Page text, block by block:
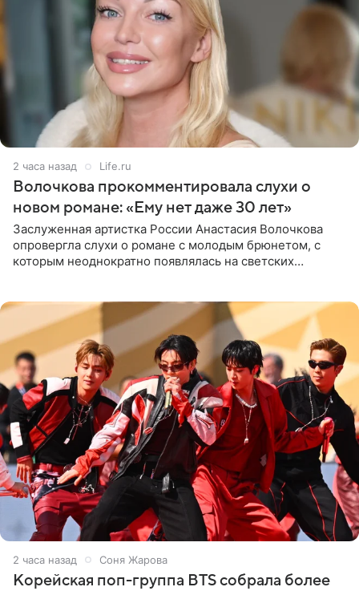
2 часа назад Life.ru
Волочкова прокомментировала слухи о
новом романе: «Ему нет даже 30 лет»
Заслуженная артистка России Анастасия Волочкова
опровергла слухи о романе с молодым брюнетом, с
которым неоднократно появлялась на светских
2 часа назад Соня Жарова
Корейская поп-группа BTS собрала более